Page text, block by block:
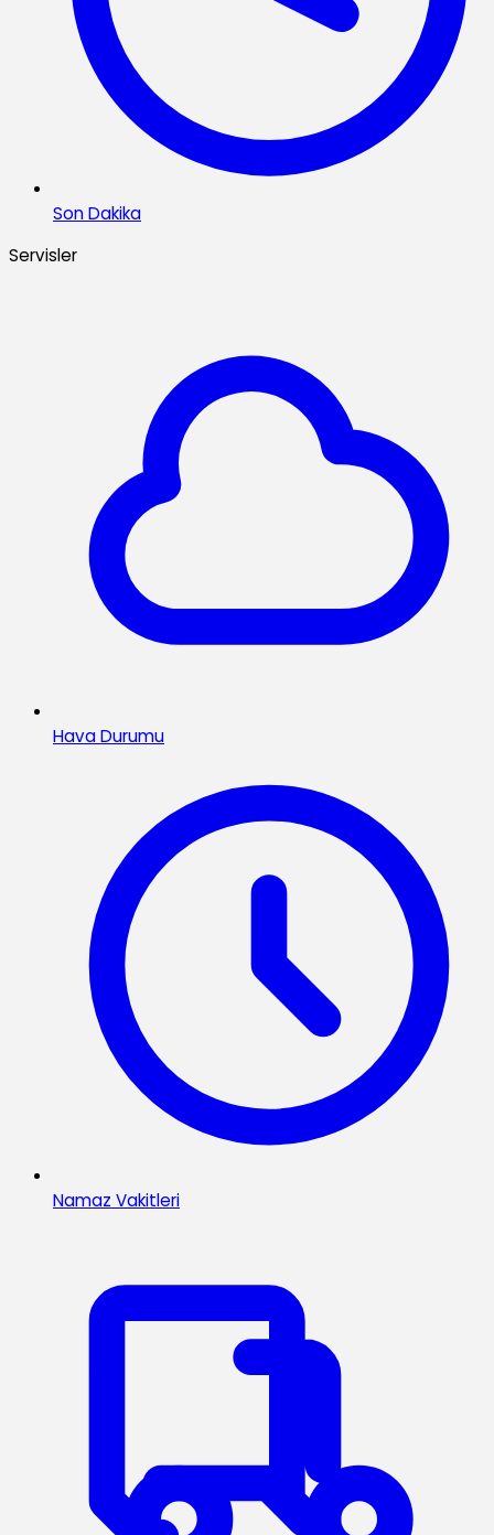
Son Dakika
Servisler
Hava Durumu
Namaz Vakitleri